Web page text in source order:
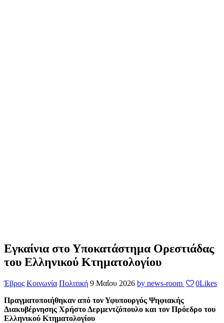
Εγκαίνια στο Υποκατάστημα Ορεστιάδας
του Ελληνικού Κτηματολογίου
Έβρος Κοινωνία Πολιτική 9 Μαΐου 2026 by news-room 0Likes
Πραγματοποιήθηκαν από τον Υφυπουργός Ψηφιακής
Διακυβέρνησης Χρήστο Δερμεντζόπουλο και τον Πρόεδρο του
Ελληνικού Κτηματολογίου